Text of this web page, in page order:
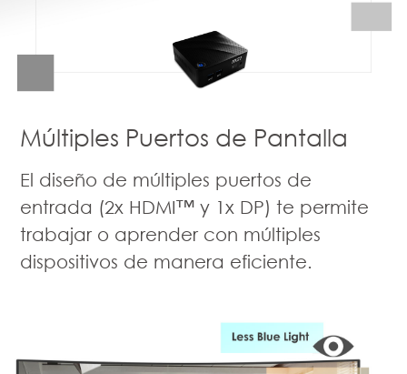
Múltiples Puertos de Pantalla
El diseño de múltiples puertos de
entrada (2x HDMI™ y 1x DP) te permite
trabajar o aprender con múltiples
dispositivos de manera eficiente.